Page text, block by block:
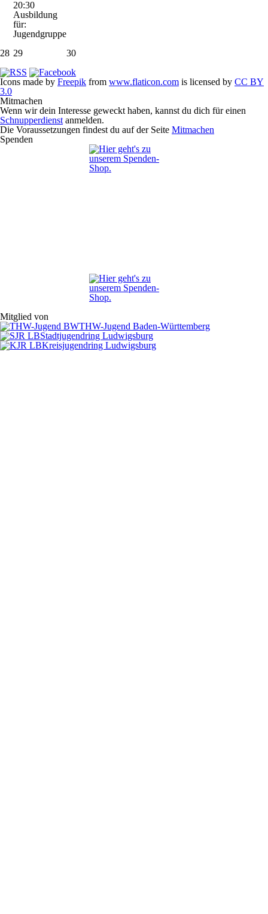
20:30
Ausbildung
für:
Jugendgruppe
28 29 30
Icons made by Freepik from www.flaticon.com is licensed by CC BY
3.0
Mitmachen
Wenn wir dein Interesse geweckt haben, kannst du dich für einen
Schnupperdienst anmelden.
Die Voraussetzungen findest du auf der Seite Mitmachen
Spenden
Mitglied von
THW-Jugend Baden-Württemberg
Stadtjugendring Ludwigsburg
Kreisjugendring Ludwigsburg